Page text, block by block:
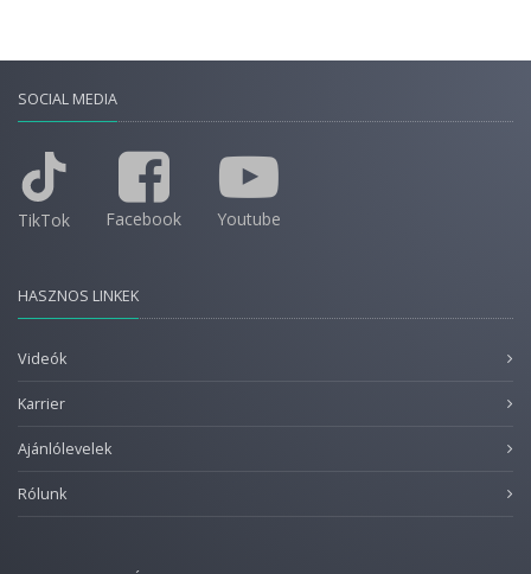
SOCIAL MEDIA
TikTok Facebook Youtube
HASZNOS LINKEK
Videók
Karrier
Ajánlólevelek
Rólunk